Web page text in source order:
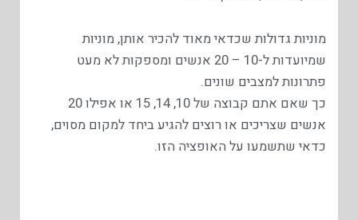
מוניות גדולות שכדאי מאוד להכיר אותן, מוניות
שמיועדות ל-10 – 20 אנשים ומספקות לא מעט
פתרונות למצבים שונים.
כך שאם אתם קבוצה של 10, 14, 15 או אפילו 20
אנשים שצריכים או רוצים להגיע ביחד למקום מסוים,
כדאי שתשמעו על האופציה הזו.